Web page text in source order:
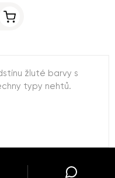
žluté barvy s
typy nehtů.